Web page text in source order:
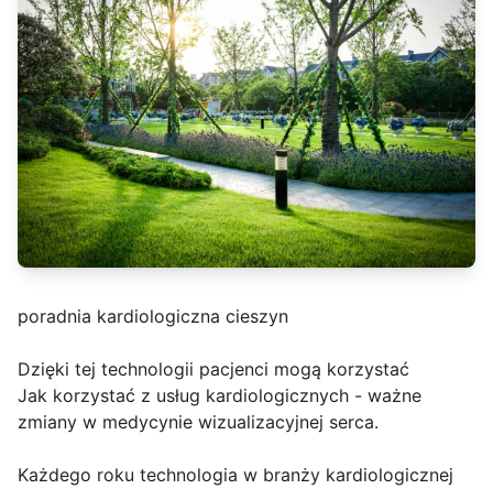
poradnia kardiologiczna cieszyn
Dzięki tej technologii pacjenci mogą korzystać
Jak korzystać z usług kardiologicznych - ważne
zmiany w medycynie wizualizacyjnej serca.
Każdego roku technologia w branży kardiologicznej